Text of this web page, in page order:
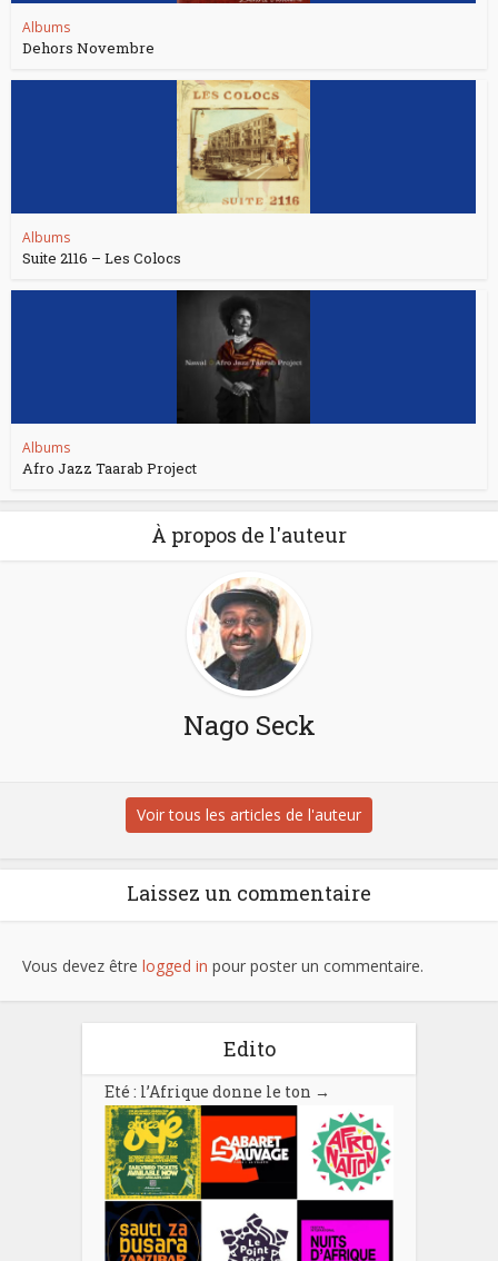
Albums
Dehors Novembre
Albums
Suite 2116 – Les Colocs
Albums
Afro Jazz Taarab Project
À propos de l'auteur
Nago Seck
Voir tous les articles de l'auteur
Laissez un commentaire
Vous devez être logged in pour poster un commentaire.
Edito
Eté : l’Afrique donne le ton →